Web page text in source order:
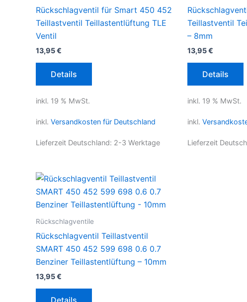
Rückschlagventil für Smart 450 452
Teillastventil Teillastentlüftung TLE
Ventil
13,95€
Details
inkl. 19 % MwSt.
inkl. Versandkosten für Deutschland
Lieferzeit Deutschland: 2-3 Werktage
Teillastventil
– 8mm
13,95€
Details
inkl. 19 % MwSt.
inkl.
Lieferzeit
Rückschlagventile
Rückschlagventil Teillastventil
SMART 450 452 599 698 0.6 0.7
Benziner Teillastentlüftung – 10mm
13,95€